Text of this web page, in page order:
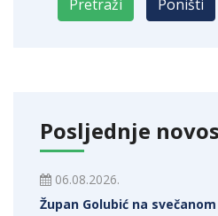
Posljednje
06.08.2026.
Župan Golubić na